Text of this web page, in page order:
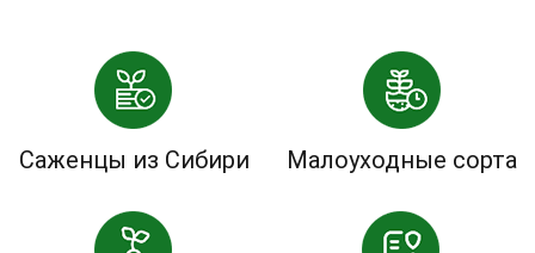
Саженцы из Сибири Малоуходные сорта